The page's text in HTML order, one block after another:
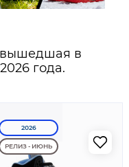
в
года.
2026
РЕЛИЗ - ИЮНЬ